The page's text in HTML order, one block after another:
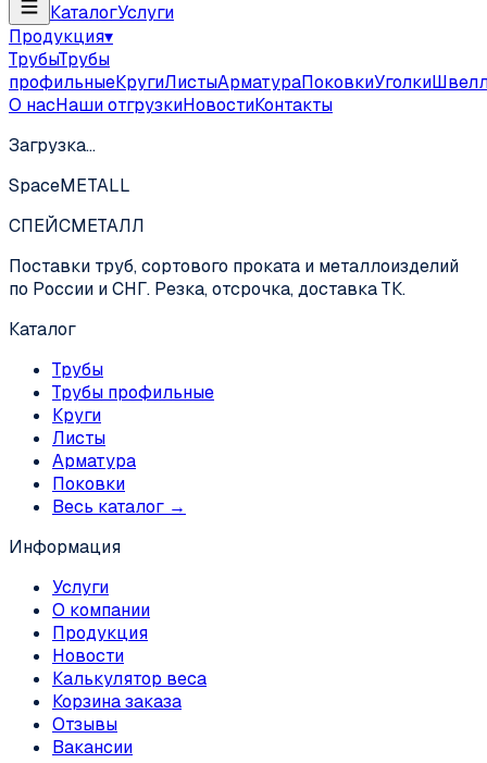
КаталогУслуги
Продукция▾
ТрубыТрубы
профильныеКругиЛистыАрматураПоковкиУголки
О насНаши отгрузкиНовостиКонтакты
Загрузка…
SpaceMETALL
СПЕЙСМЕТАЛЛ
Поставки труб, сортового проката и металлоизделий
по России и СНГ. Резка, отсрочка, доставка ТК.
Каталог
Трубы
Трубы профильные
Круги
Листы
Арматура
Поковки
Весь каталог →
Информация
Услуги
О компании
Продукция
Новости
Калькулятор веса
Корзина заказа
Отзывы
Вакансии